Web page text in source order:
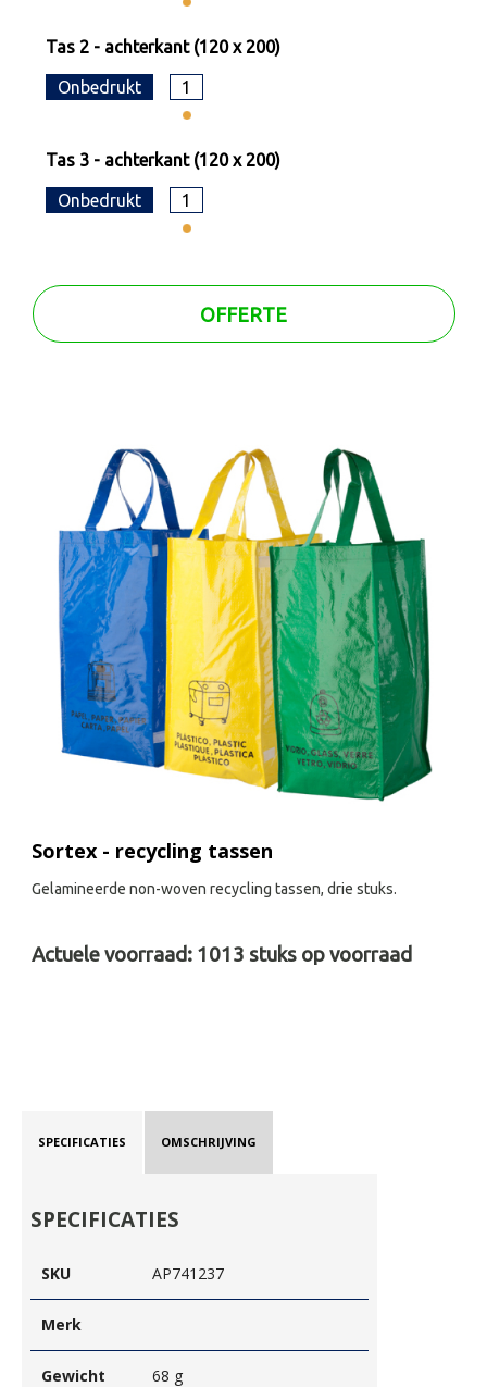
Tas 2 - achterkant (120 x 200)
Onbedrukt 1
Tas 3 - achterkant (120 x 200)
Onbedrukt 1
OFFERTE
Sortex - recycling tassen
Gelamineerde non-woven recycling tassen, drie stuks.
Actuele voorraad: 1013 stuks op voorraad
SPECIFICATIES OMSCHRIJVING
SPECIFICATIES
SKU AP741237
Merk
Gewicht 68 g